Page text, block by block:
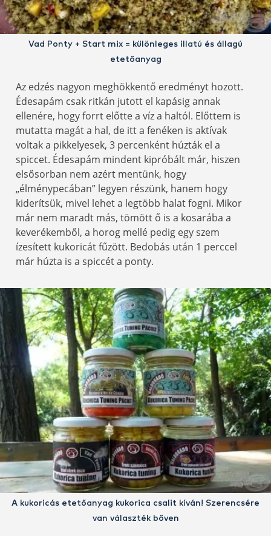
Vad Ponty + Start mix = különleges illatú és állagú
etetőanyag
Az edzés nagyon meghökkentő eredményt hozott.
Édesapám csak ritkán jutott el kapásig annak
ellenére, hogy forrt előtte a víz a haltól. Előttem is
mutatta magát a hal, de itt a fenéken is aktívak
voltak a pikkelyesek, 3 percenként húzták el a
spiccet. Édesapám mindent kipróbált már, hiszen
elsősorban nem azért mentünk, hogy
„élménypecában” legyen részünk, hanem hogy
kiderítsük, mivel lehet a legtöbb halat fogni. Mikor
már nem maradt más, tömött ő is a kosarába a
keverékemből, a horog mellé pedig egy szem
ízesített kukoricát fűzött. Bedobás után 1 perccel
már húzta is a spiccét a ponty.
A kukoricás etetőanyag kukorica csalit kíván! Szerencsére
van választék bőven